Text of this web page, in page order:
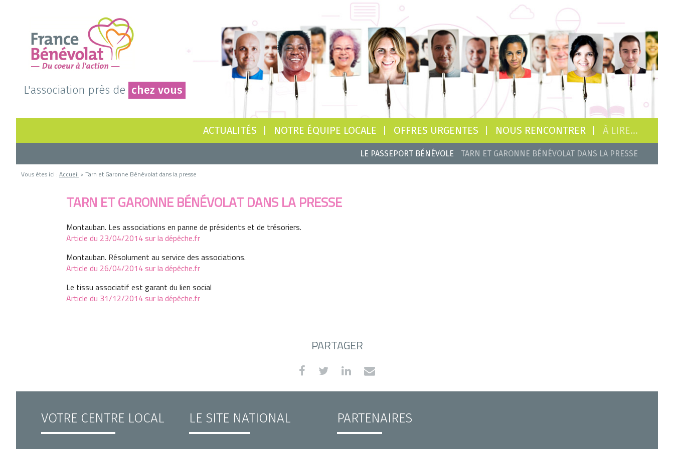
L'association près de chez vous
ACTUALITÉS NOTRE ÉQUIPE LOCALE OFFRES URGENTES NOUS RENCONTRER À LIRE…
LE PASSEPORT BÉNÉVOLE TARN ET GARONNE BÉNÉVOLAT DANS LA PRESSE
Vous êtes ici : Accueil > Tarn et Garonne Bénévolat dans la presse
TARN ET GARONNE BÉNÉVOLAT DANS LA PRESSE
Montauban. Les associations en panne de présidents et de trésoriers.
Article du 23/04/2014 sur la dépêche.fr
Montauban. Résolument au service des associations.
Article du 26/04/2014 sur la dépêche.fr
Le tissu associatif est garant du lien social
Article du 31/12/2014 sur la dépêche.fr
PARTAGER
VOTRE CENTRE LOCAL LE SITE NATIONAL PARTENAIRES